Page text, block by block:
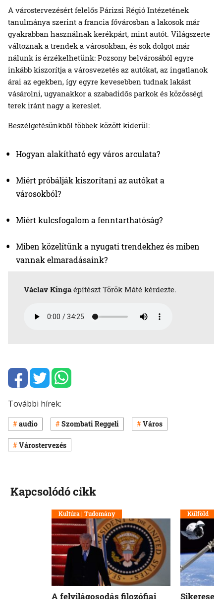
A várostervezésért felelős Párizsi Régió Intézetének
tanulmánya szerint a francia fővárosban a lakosok már
gyakrabban használnak kerékpárt, mint autót. Világszerte
változnak a trendek a városokban, és sok dolgot már
nálunk is érzékelhetünk: Pozsony belvárosából egyre
inkább kiszorítja a városvezetés az autókat, az ingatlanok
árai az egekben, így egyre kevesebben tudnak lakást
vásárolni, ugyanakkor a szabadidős parkok és közösségi
terek iránt nagy a kereslet.
Beszélgetésünkből többek között kiderül:
Hogyan alakítható egy város arculata?
Miért próbálják kiszorítani az autókat a
városokból?
Miért kulcsfogalom a fenntarthatóság?
Miben közelítünk a nyugati trendekhez és miben
vannak elmaradásaink?
Václav Kinga építészt Török Máté kérdezte.
További hírek:
audio Szombati Reggeli Város
Várostervezés
Kapcsolódó cikk
Kultúra | Tudomány
A felvilágosodás filozófiai
Külföld